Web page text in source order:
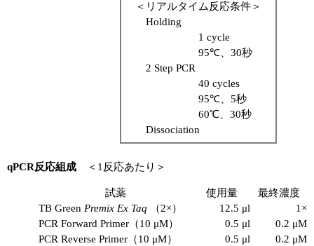
動画ライブラリー
＜リアルタイム反応条件＞
Holding
1 cycle
95℃、30秒
2 Step PCR
40 cycles
95℃、5秒
60℃、30秒
Dissociation
qPCR反応組成 ＜1反応あたり＞
試薬 使用量
最終濃度
TB Green Premix Ex Taq （2×） 12.5 μl
1×
PCR Forward Primer（10 μM）
0.5 μl
0.2 μM
PCR Reverse Primer（10 μM）
0.5 μl
0.2 μM